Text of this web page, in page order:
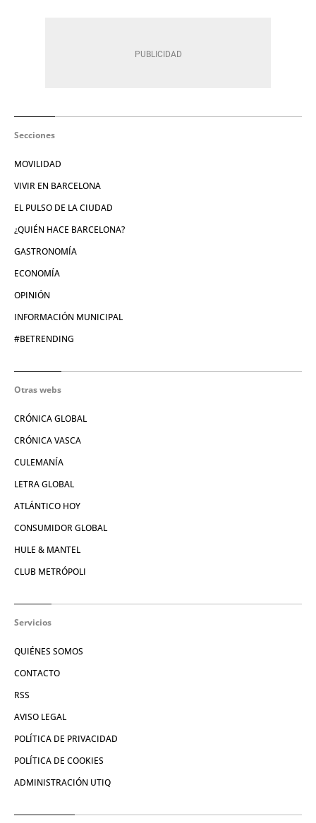
Secciones
MOVILIDAD
VIVIR EN BARCELONA
EL PULSO DE LA CIUDAD
¿QUIÉN HACE BARCELONA?
GASTRONOMÍA
ECONOMÍA
OPINIÓN
INFORMACIÓN MUNICIPAL
#BETRENDING
Otras webs
CRÓNICA GLOBAL
CRÓNICA VASCA
CULEMANÍA
LETRA GLOBAL
ATLÁNTICO HOY
CONSUMIDOR GLOBAL
HULE & MANTEL
CLUB METRÓPOLI
Servicios
QUIÉNES SOMOS
CONTACTO
RSS
AVISO LEGAL
POLÍTICA DE PRIVACIDAD
POLÍTICA DE COOKIES
ADMINISTRACIÓN UTIQ